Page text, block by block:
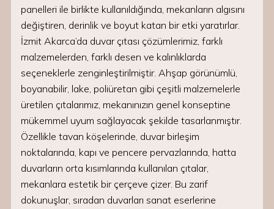
panelleri ile birlikte kullanıldığında, mekanların algısını
değiştiren, derinlik ve boyut katan bir etki yaratırlar.
İzmit Akarca’da duvar çıtası çözümlerimiz, farklı
malzemelerden, farklı desen ve kalınlıklarda
seçeneklerle zenginleştirilmiştir. Ahşap görünümlü,
boyanabilir, lake, poliüretan gibi çeşitli malzemelerle
üretilen çıtalarımız, mekanınızın genel konseptine
mükemmel uyum sağlayacak şekilde tasarlanmıştır.
Özellikle tavan köşelerinde, duvar birleşim
noktalarında, kapı ve pencere pervazlarında, hatta
duvarların orta kısımlarında kullanılan çıtalar,
mekanlara estetik bir çerçeve çizer. Bu zarif
dokunuşlar, sıradan duvarları sanat eserlerine